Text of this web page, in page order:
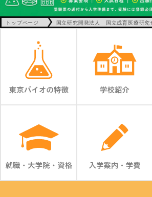
トップページ 国立研究開発法人 国立成育医療研究